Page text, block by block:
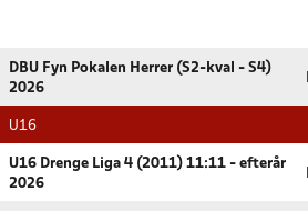
DBU Fyn Pokalen Herrer (S2-kval - S4)
2026
U16
U16 Drenge Liga 4 (2011) 11:11 - efterår
2026